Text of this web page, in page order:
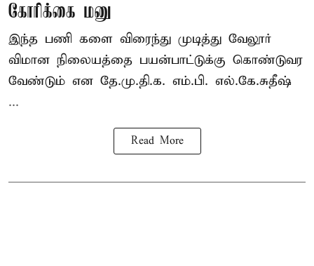
கோரிக்கை மனு
இந்த பணி களை விரைந்து முடித்து வேலூர்
விமான நிலையத்தை பயன்பாட்டுக்கு கொண்டுவர
வேண்டும் என தே.மு.தி.க. எம்.பி. எல்.கே.சுதீஷ்
...
Read More